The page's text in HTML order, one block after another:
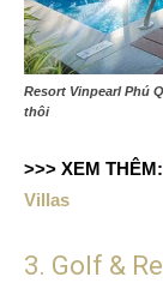
Resort Vinpearl Phú
thôi
>>> XEM THÊM:
Villas
3. Golf &